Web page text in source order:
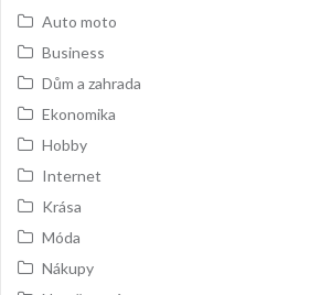
Auto moto
Business
Dům a zahrada
Ekonomika
Hobby
Internet
Krása
Móda
Nákupy